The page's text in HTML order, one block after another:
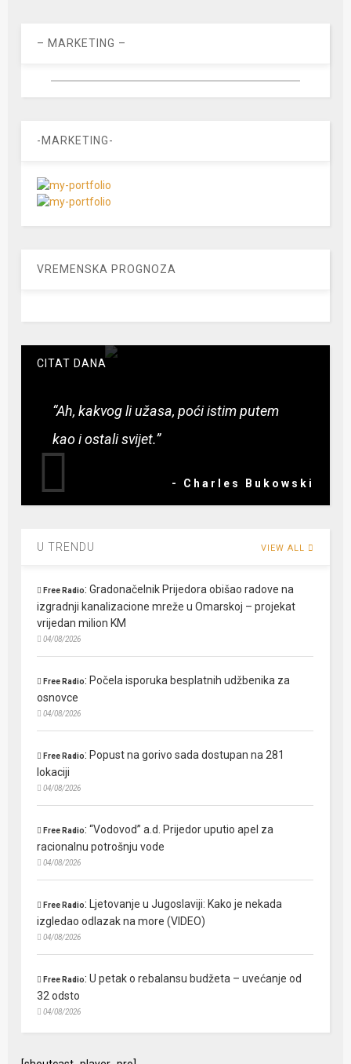
– MARKETING –
-MARKETING-
VREMENSKA PROGNOZA
CITAT DANA
“Ah, kakvog li užasa, poći istim putem
kao i ostali svijet.”
- Charles Bukowski
U TRENDU VIEW ALL
Free Radio:Gradonačelnik Prijedora obišao radove na
izgradnji kanalizacione mreže u Omarskoj – projekat
vrijedan milion KM
04/08/2026
Free Radio: Počela isporuka besplatnih udžbenika za
osnovce
04/08/2026
Free Radio: Popust na gorivo sada dostupan na 281
lokaciji
04/08/2026
Free Radio:“Vodovod” a.d. Prijedor uputio apel za
racionalnu potrošnju vode
04/08/2026
Free Radio:
Ljetovanje u Jugoslaviji: Kako je nekada
izgledao odlazak na more (VIDEO)
04/08/2026
Free Radio:U petak o rebalansu budžeta – uvećanje od
32 odsto
04/08/2026